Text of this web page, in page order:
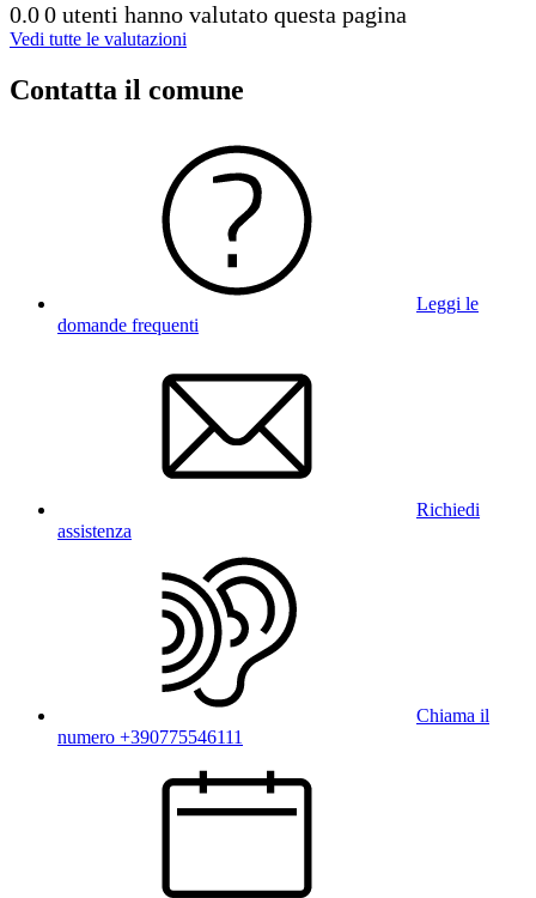
0.00 utenti hanno valutato questa pagina
Vedi tutte le valutazioni
Contatta il comune
Leggi le
domande frequenti
Richiedi
assistenza
Chiama il
numero +390775546111